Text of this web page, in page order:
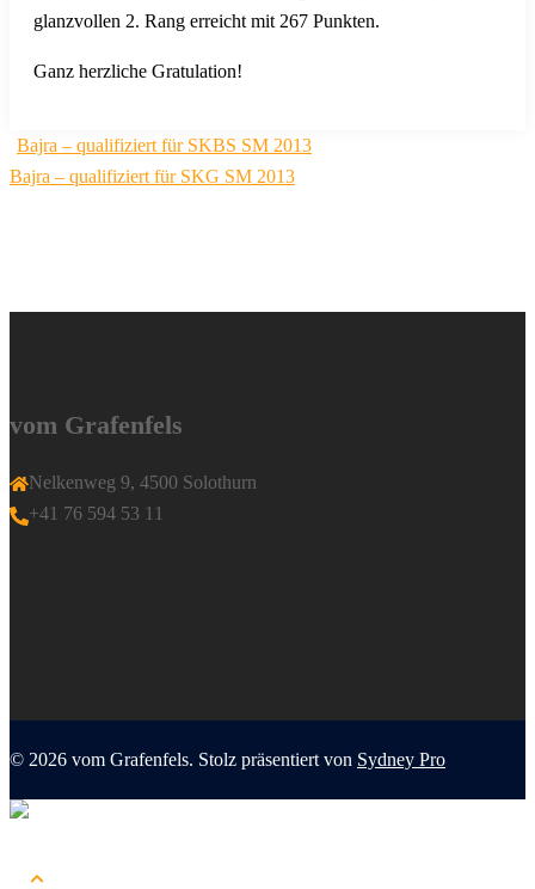
glanzvollen 2. Rang erreicht mit 267 Punkten.
Ganz herzliche Gratulation!
Beitragsnavigation
Bajra – qualifiziert für SKBS SM 2013
Bajra – qualifiziert für SKG SM 2013
vom Grafenfels
Nelkenweg 9, 4500 Solothurn
+41 76 594 53 11
© 2026 vom Grafenfels. Stolz präsentiert von Sydney Pro
schließen